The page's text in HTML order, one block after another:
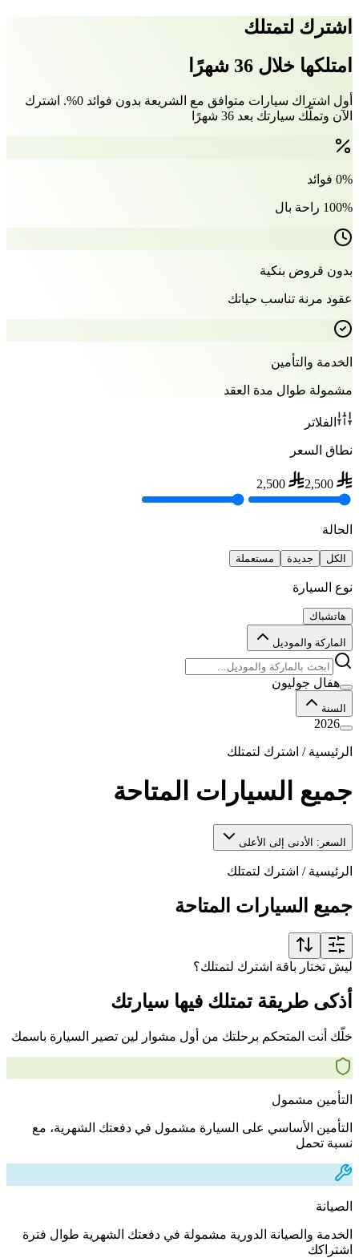
اشترك لتمتلك
امتلكها خلال 36 شهرًا
أول اشتراك سيارات متوافق مع الشريعة بدون فوائد 0%. اشترك
الآن وتملّك سيارتك بعد 36 شهرًا
0% فوائد
100% راحة بال
بدون قروض بنكية
عقود مرنة تناسب حياتك
الخدمة والتأمين
مشمولة طوال مدة العقد
الفلاتر
نطاق السعر
2,500
2,500
الحالة
الكل جديدة مستعملة
نوع السيارة
هاتشباك
الماركة والموديل
هفال جوليون
السنة
2026
الرئيسية / اشترك لتمتلك
جميع السيارات المتاحة
السعر: الأدنى إلى الأعلى
الرئيسية / اشترك لتمتلك
جميع السيارات المتاحة
ليش تختار باقة اشترك لتمتلك؟
أذكى طريقة تمتلك فيها سيارتك
خلّك أنت المتحكم برحلتك من أول مشوار لين تصير السيارة باسمك
التأمين مشمول
التأمين الأساسي على السيارة مشمول في دفعتك الشهرية، مع
نسبة تحمل
الصيانة
الخدمة والصيانة الدورية مشمولة في دفعتك الشهرية طوال فترة
اشتراكك